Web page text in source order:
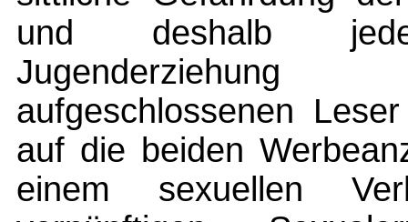
und deshalb
aufgeschlossenen
auf die beiden
einem sexuellen